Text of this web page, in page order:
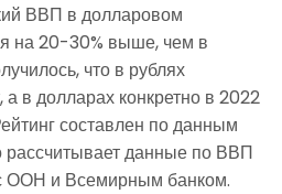
ВВП в долларовом
на 20-30% выше, чем в
что в рублях
в долларах конкретно в 2022
составлен по данным
данные по ВВП
ООН и Всемирным банком.